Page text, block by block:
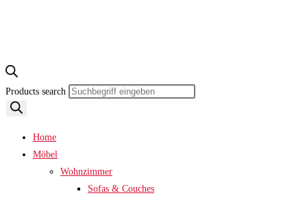
Products search
Home
Möbel
Wohnzimmer
Sofas & Couches